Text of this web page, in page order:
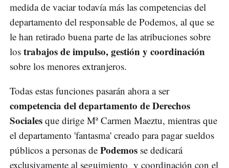
medida de vaciar todavía más las competencias del
departamento del responsable de Podemos, al que se
le han retirado buena parte de las atribuciones sobre
los trabajos de impulso, gestión y coordinación
sobre los menores extranjeros.
Todas estas funciones pasarán ahora a ser
competencia del departamento de Derechos
Sociales que dirige Mª Carmen Maeztu, mientras que
el departamento 'fantasma' creado para pagar sueldos
públicos a personas de Podemos se dedicará
exclusivamente al seguimiento y coordinación con el